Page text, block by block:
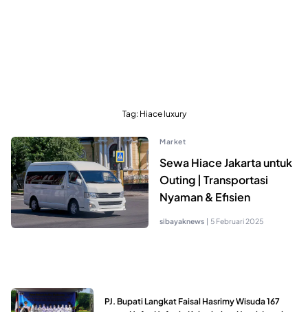
Tag: Hiace luxury
Market
Sewa Hiace Jakarta untuk
Outing | Transportasi
Nyaman & Efisien
sibayaknews | 5 Februari 2025
PJ. Bupati Langkat Faisal Hasrimy Wisuda 167